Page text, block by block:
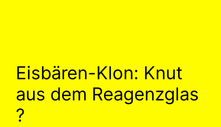
Eisbären-Klon: Knut
aus dem Reagenzglas
?